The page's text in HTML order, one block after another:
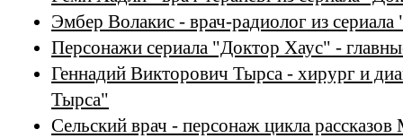
Эмбер Волакис - врач-радиолог из
Персонажи сериала "Доктор Хаус" -
Геннадий Викторович Тырса - хирург и
Тырса"
Сельский врач - персонаж цикла